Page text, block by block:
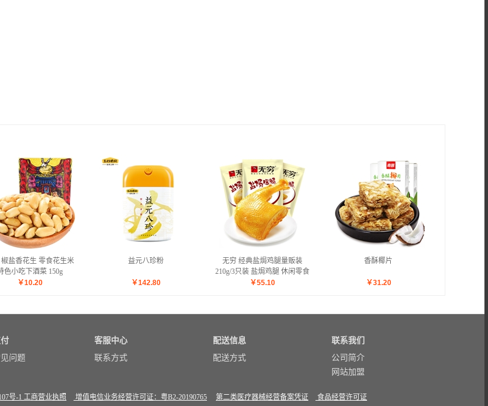
盐香花生 零食花生米
色小吃下酒菜 150g
￥10.20
益元八珍粉
￥142.80
无穷 经典盐焗鸡腿量贩装
210g/3只装 盐焗鸡腿 休闲零食
广东特产小吃
￥55.10
香酥椰片
￥31.20
问题
客服中心
联系方式
配送信息
配送方式
联系我们
公司简介
网站加盟
号-1 工商营业执照 增值电信业务经营许可证：粤B2-20190765 第二类医疗器械经营备案凭证 食品经营许可证